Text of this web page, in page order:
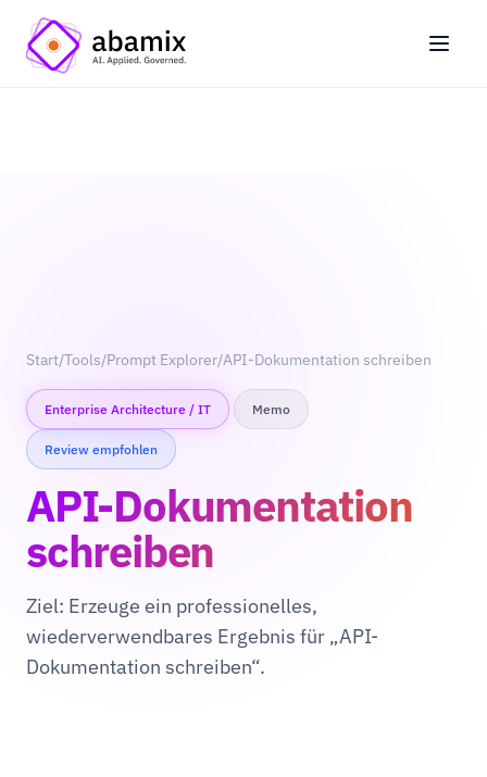
Start/Tools/Prompt Explorer/API-Dokumentation schreiben
Enterprise Architecture / IT Memo
Review empfohlen
API-Dokumentation
schreiben
Ziel: Erzeuge ein professionelles,
wiederverwendbares Ergebnis für „API-
Dokumentation schreiben“.